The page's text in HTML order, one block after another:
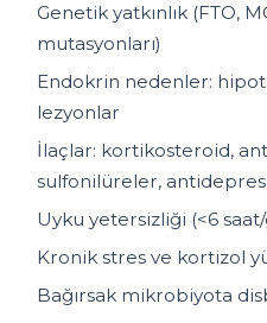
Genetik yatkınlık (FTO,
mutasyonları)
Endokrin nedenler:
lezyonlar
İlaçlar: kortikosteroid,
sulfonilüreler,
Uyku yetersizliği (<6
Kronik stres ve kortizol
Bağırsak mikrobiyota